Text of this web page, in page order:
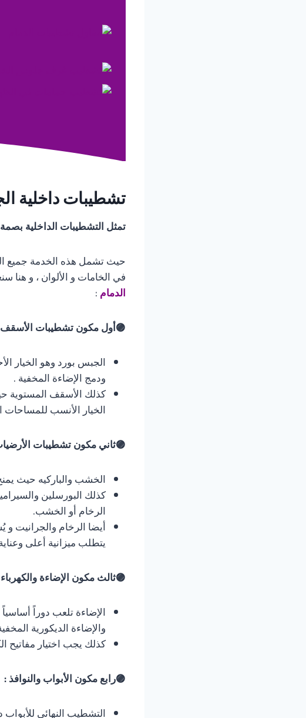
تشطيبات داخلية
تمثل التشطيبات الداخلية
حيث تشمل هذه الخدمة جميع
في الخامات و الألوان ، و
الدمام:
​🟣أول مكون تشطيبات
​الجبس بورد وهو الخيار
ودمج الإضاءة المخفية .
​كذلك الأسقف المستوية
الخيار الأنسب للمساحات
​🟣ثاني مكون تشطيبات
​الخشب والباركيه حيث
​كذلك البورسلين
الرخام أو الخشب.
​أيضا الرخام والجرانيت
يتطلب ميزانية أعلى
​🟣ثالث مكون الإضاءة
​الإضاءة تلعب دوراً
والإضاءة الديكورية
​كذلك يجب اختيار مفاتيح
​🟣رابع مكون الأبواب والنوافذ :
​التشطيب النهائي